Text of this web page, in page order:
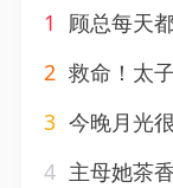
1
顾总每天
2 救命！太
3 今晚月光很
4 主母她茶